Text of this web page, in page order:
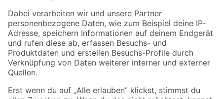
Zahlungsarten Versandarten
Sicher einkaufen